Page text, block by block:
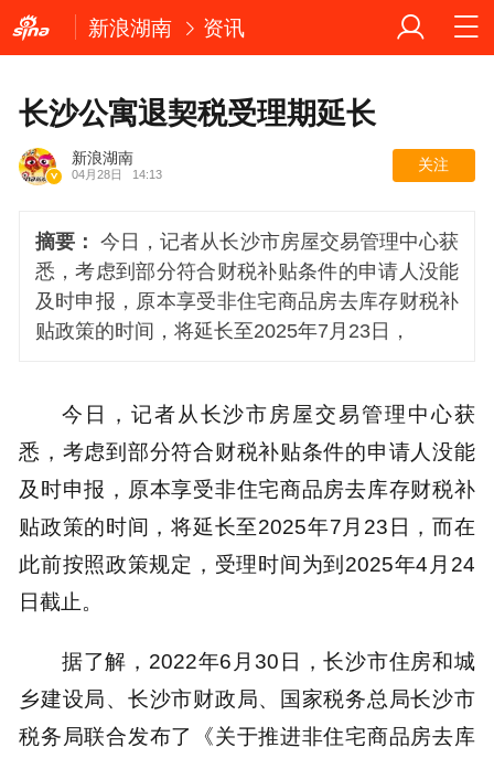
新浪湖南 资讯
长沙公寓退契税受理期延长
新浪湖南
04月28日 14:13
关注
摘要： 今日，记者从长沙市房屋交易管理中心获
悉，考虑到部分符合财税补贴条件的申请人没能
及时申报，原本享受非住宅商品房去库存财税补
贴政策的时间，将延长至2025年7月23日，
今日，记者从长沙市房屋交易管理中心获
悉，考虑到部分符合财税补贴条件的申请人没能
及时申报，原本享受非住宅商品房去库存财税补
贴政策的时间，将延长至2025年7月23日，而在
此前按照政策规定，受理时间为到2025年4月24
日截止。
据了解，2022年6月30日，长沙市住房和城
乡建设局、长沙市财政局、国家税务总局长沙市
税务局联合发布了《关于推进非住宅商品房去库